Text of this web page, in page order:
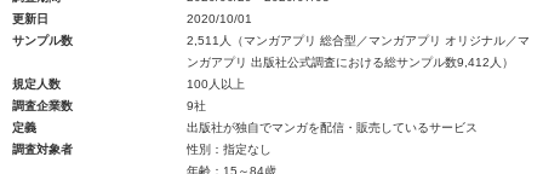
更新日
2020/10/01
サンプル数
2,511人（マンガアプリ 総合型／マンガアプリ オリジナル／マ
ンガアプリ 出版社公式調査における総サンプル数9,412人）
規定人数
100人以上
調査企業数
9社
定義
出版社が独自でマンガを配信・販売しているサービス
調査対象者
性別：指定なし
年齢：15～84歳